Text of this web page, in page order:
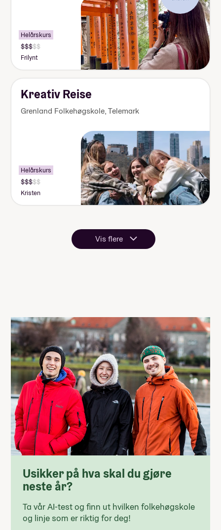
Helårskurs
Pris:
140
155
000
Frilynt
Kreativ Reise
Grenland Folkehøgskole,Telemark
Helårskurs
Pris:
140
155
Kristen
Vis flere
Usikker på hva skal du gjøre
neste år?
Ta vår AI-test og finn ut hvilken folkehøgskole
og linje som er riktig for deg!